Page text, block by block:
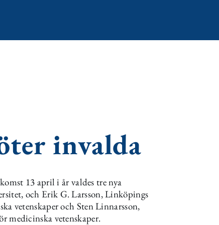
invalda
13 april i år valdes tre nya
och Erik G. Larsson, Linköpings
vetenskaper och Sten Linnarsson,
medicinska vetenskaper.